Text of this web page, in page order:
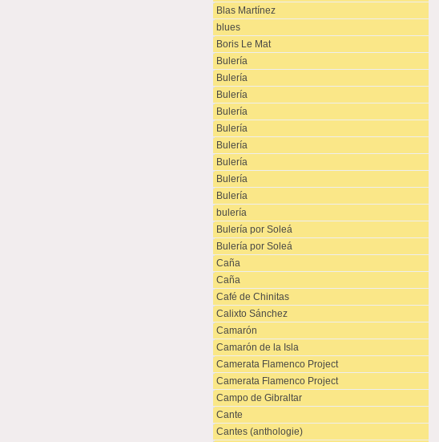
Blas Martínez
blues
Boris Le Mat
Bulería
Bulería
Bulería
Bulería
Bulería
Bulería
Bulería
Bulería
Bulería
bulería
Bulería por Soleá
Bulería por Soleá
Caña
Caña
Café de Chinitas
Calixto Sánchez
Camarón
Camarón de la Isla
Camerata Flamenco Project
Camerata Flamenco Project
Campo de Gibraltar
Cante
Cantes (anthologie)